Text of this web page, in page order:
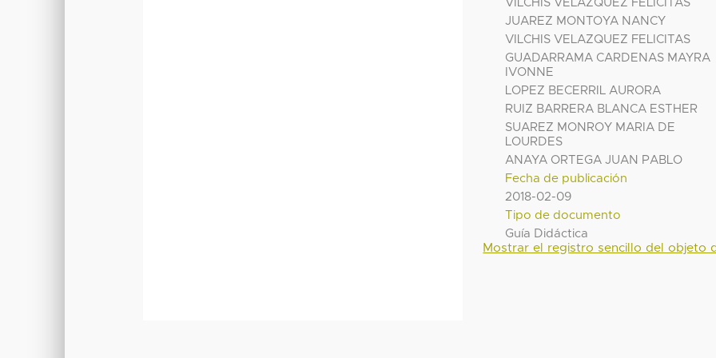
VILCHIS VELAZQUEZ FELICITAS
JUAREZ MONTOYA NANCY
VILCHIS VELAZQUEZ FELICITAS
GUADARRAMA CARDENAS MAYRA
IVONNE
LOPEZ BECERRIL AURORA
RUIZ BARRERA BLANCA ESTHER
SUAREZ MONROY MARIA DE
LOURDES
ANAYA ORTEGA JUAN PABLO
Fecha de publicación
2018-02-09
Tipo de documento
Guía Didáctica
Mostrar el registro sencillo del objeto